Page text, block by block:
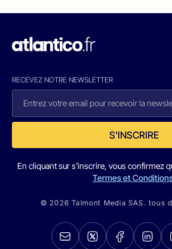
RECEVEZ NOTRE NEWSLETTER
S'INSCRIRE
En cliquant sur s'inscrire, vous confirmez
Termes et
© 2026 Talmont Media SAS. tous